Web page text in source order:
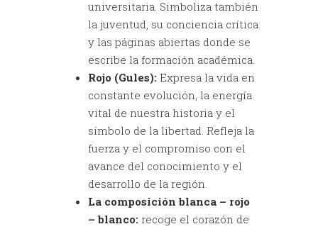
universitaria. Simboliza también
la juventud, su conciencia crítica
y las páginas abiertas donde se
escribe la formación académica.
Rojo (Gules): Expresa la vida en
constante evolución, la energía
vital de nuestra historia y el
símbolo de la libertad. Refleja la
fuerza y el compromiso con el
avance del conocimiento y el
desarrollo de la región.
La composición blanca – rojo
– blanco: recoge el corazón de